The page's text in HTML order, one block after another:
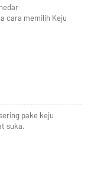
cara memilih Keju
pake keju
suka.